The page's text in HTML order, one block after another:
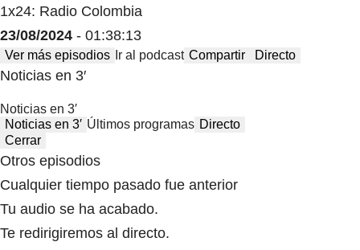
1x24: Radio Colombia
23/08/2024 - 01:38:13
Ver más episodios Ir al podcast Compartir Directo
Noticias en 3′
Noticias en 3′
Noticias en 3′ Últimos programas Directo
Cerrar
Otros episodios
Cualquier tiempo pasado fue anterior
Tu audio se ha acabado.
Te redirigiremos al directo.